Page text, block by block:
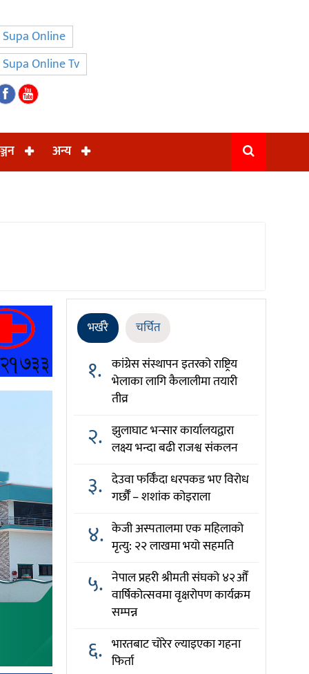
Supa Online
Supa Online Tv
अन्य
भर्खरै चर्चित
१. कांग्रेस संस्थापन इतरको राष्ट्रिय
भेलाका लागि कैलालीमा तयारी
तीव्र
२. झुलाघाट भन्सार कार्यालयद्वारा
लक्ष्य भन्दा बढी राजश्व संकलन
३. देउवा फर्किँदा धरपकड भए विरोध
गर्छौँं – शशांक कोइराला
४. केजी अस्पतालमा एक महिलाको
मृत्यु: २२ लाखमा भयो सहमति
५. नेपाल प्रहरी श्रीमती संघको ४२औँ
वार्षिकोत्सवमा वृक्षरोपण कार्यक्रम
सम्पन्न
६. भारतबाट चोरेर ल्याइएका गहना
फिर्ता